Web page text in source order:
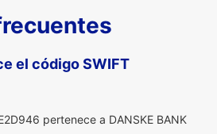
el código SWIFT
pertenece a DANSKE BANK